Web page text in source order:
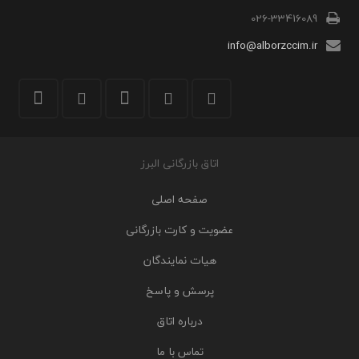
026-33416089
info@alborzccim.ir
اتاق بازرگانی البرز
صفحه اصلی
عضویت و کارت بازرگانی
هیات نمایندگان
پرسش و پاسخ
درباره اتاق
تماس با ما